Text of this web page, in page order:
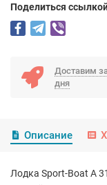
Поделиться
Доставим
дня
Описание
Лодка Sport-Boat А